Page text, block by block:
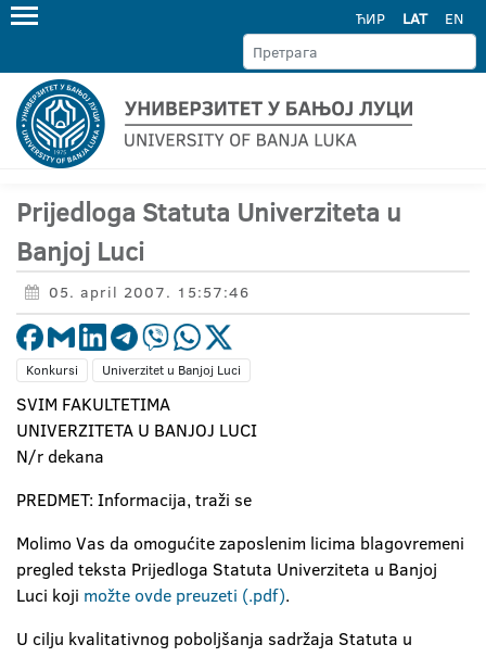
ЋИР LAT EN
Prijedloga Statuta Univerziteta u
Banjoj Luci
05. april 2007. 15:57:46
Konkursi Univerzitet u Banjoj Luci
SVIM FAKULTETIMA
UNIVERZITETA U BANJOJ LUCI
N/r dekana
PREDMET: Informacija, traži se
Molimo Vas da omogućite zaposlenim licima blagovremeni
pregled teksta Prijedloga Statuta Univerziteta u Banjoj
Luci koji možte ovde preuzeti (.pdf).
U cilju kvalitativnog poboljšanja sadržaja Statuta u